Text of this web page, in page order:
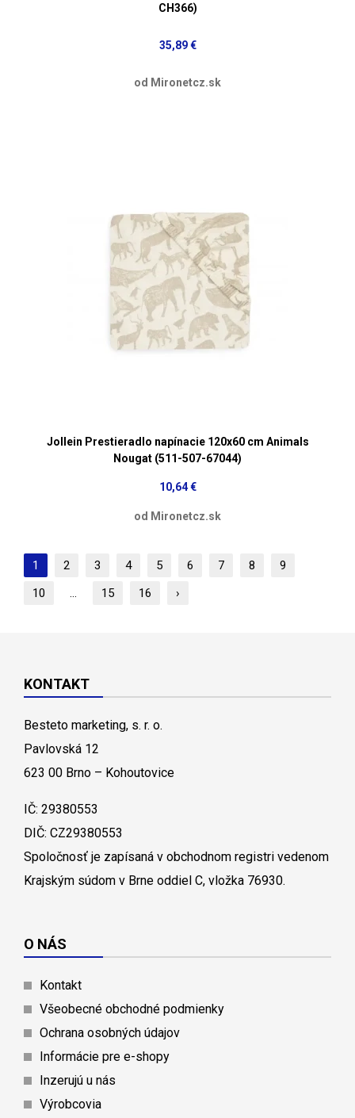
CH366)
35,89 €
od Mironetcz.sk
Jollein Prestieradlo napínacie 120x60 cm Animals
Nougat (511-507-67044)
10,64 €
od Mironetcz.sk
1 2 3 4 5 6 7 8
9
10
... 15 16 ›
KONTAKT
Besteto marketing, s. r. o.
Pavlovská 12
623 00 Brno – Kohoutovice
IČ: 29380553
DIČ: CZ29380553
Spoločnosť je zapísaná v obchodnom registri vedenom
Krajským súdom v Brne oddiel C, vložka 76930.
O NÁS
Kontakt
Všeobecné obchodné podmienky
Ochrana osobných údajov
Informácie pre e-shopy
Inzerujú u nás
Výrobcovia